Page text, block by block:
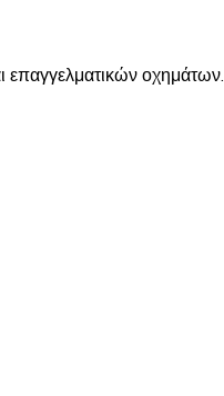
επαγγελματικών οχημάτων.